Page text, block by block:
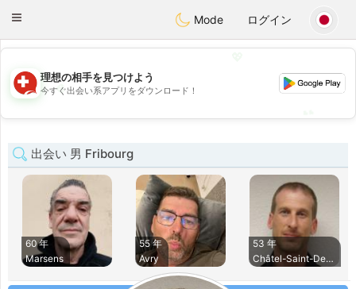
Suissi
Toggle
Mode ログイン
💖
💕
理想の相手を見つけよう
今すぐ出会い系アプリをダウンロード！
出会い 男 Fribourg
60 年
Marsens
55 年
Avry
53 年
Châtel-Saint-Denis